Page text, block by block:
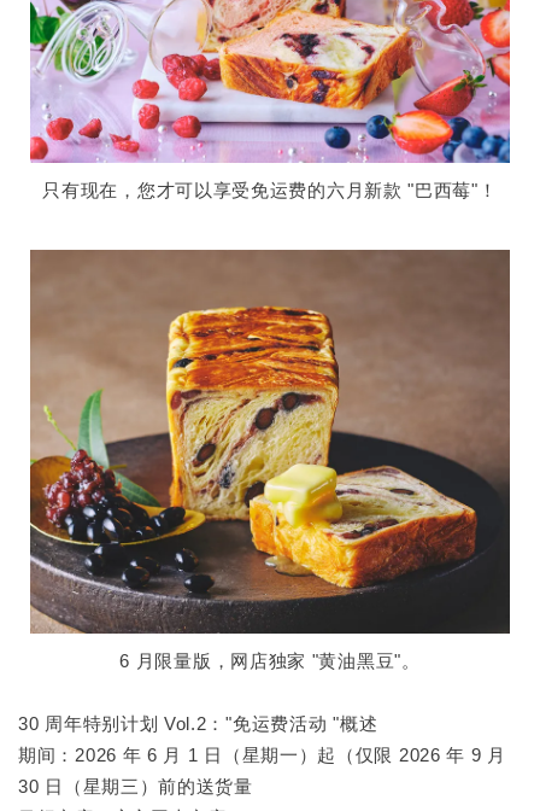
只有现在，您才可以享受免运费的六月新款 "巴西莓"！
6 月限量版，网店独家 "黄油黑豆"。
30 周年特别计划 Vol.2："免运费活动 "概述
期间：2026 年 6 月 1 日（星期一）起（仅限 2026 年 9 月
30 日（星期三）前的送货量